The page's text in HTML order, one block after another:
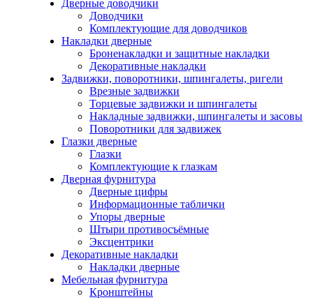
Дверные доводчики
Доводчики
Комплектующие для доводчиков
Накладки дверные
Броненакладки и защитные накладки
Декоративные накладки
Задвижки, поворотники, шпингалеты, ригели
Врезные задвижки
Торцевые задвижки и шпингалеты
Накладные задвижки, шпингалеты и засовы
Поворотники для задвижек
Глазки дверные
Глазки
Комплектующие к глазкам
Дверная фурнитура
Дверные цифры
Информационные таблички
Упоры дверные
Штыри противосъёмные
Эксцентрики
Декоративные накладки
Накладки дверные
Мебельная фурнитура
Кронштейны